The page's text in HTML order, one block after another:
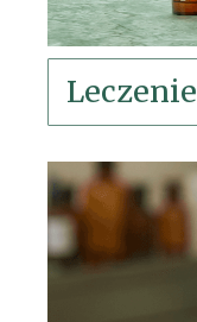
Leczenie